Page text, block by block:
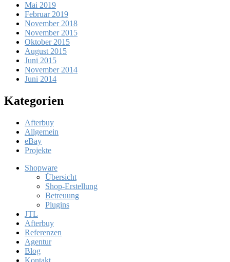
Mai 2019
Februar 2019
November 2018
November 2015
Oktober 2015
August 2015
Juni 2015
November 2014
Juni 2014
Kategorien
Afterbuy
Allgemein
eBay
Projekte
Shopware
Übersicht
Shop-Erstellung
Betreuung
Plugins
JTL
Afterbuy
Referenzen
Agentur
Blog
Kontakt